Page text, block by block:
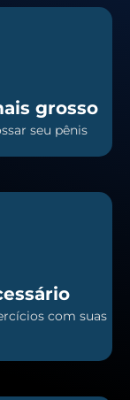
grosso
seu pênis
com suas